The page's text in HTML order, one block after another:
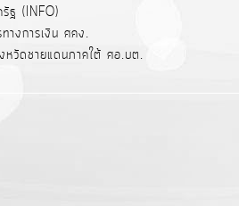
ฐ (INFO)
างการเงิน ศคง.
หวัดชายแดนภาคใต้ ศอ.บต.